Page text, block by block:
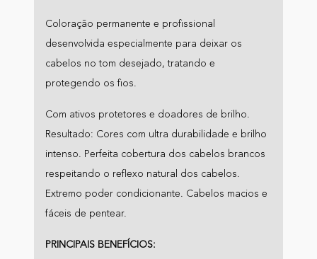
Coloração permanente e profissional
desenvolvida especialmente para deixar os
cabelos no tom desejado, tratando e
protegendo os fios.
Com ativos protetores e doadores de brilho.
Resultado: Cores com ultra durabilidade e brilho
intenso. Perfeita cobertura dos cabelos brancos
respeitando o reflexo natural dos cabelos.
Extremo poder condicionante. Cabelos macios e
fáceis de pentear.
PRINCIPAIS BENEFÍCIOS: